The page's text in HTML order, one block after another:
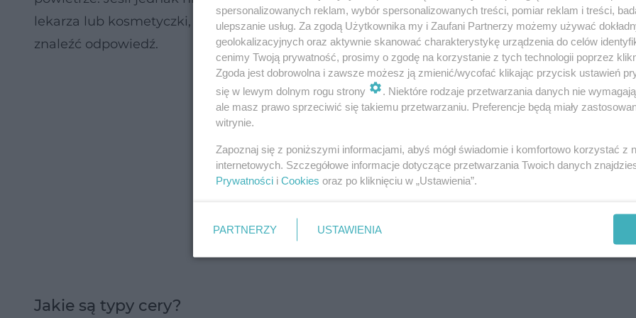
lekarza lub kosmetyczki, którzy na podstawie wywiadu, analizy wizualnej i dotykowej,
znaleźć odpowiedź.
Jakie są typy cery?
spersonalizowanych reklam, wybór spersonalizowanych treści, pomiar reklam i treści,
ulepszanie usług. Za zgodą Użytkownika my i Zaufani Partnerzy możemy używać
geolokalizacyjnych oraz aktywnie skanować charakterystykę urządzenia do celów
cenimy Twoją prywatność, prosimy o zgodę na korzystanie z tych technologii poprzez
Zgoda jest dobrowolna i zawsze możesz ją zmienić/wycofać klikając przycisk ustawień
się w lewym dolnym rogu strony
. Niektóre rodzaje przetwarzania danych nie
ale masz prawo sprzeciwić się takiemu przetwarzaniu. Preferencje będą miały
witrynie.
Zapoznaj się z poniższymi informacjami, abyś mógł świadomie i komfortowo korzystać z
internetowych. Szczegółowe informacje dotyczące przetwarzania Twoich danych
Prywatności i Cookies oraz po kliknięciu w „Ustawienia”.
PARTNERZY USTAWIENIA